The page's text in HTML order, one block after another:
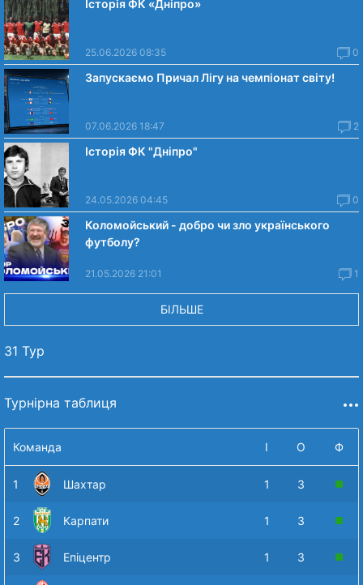
Історія ФК «Дніпро»
25.06.2026 08:35 0
Запускаємо Причал Лігу на чемпіонат світу!
07.06.2026 18:47 2
Історія ФК "Дніпро"
24.05.2026 04:45 0
Коломойський - добро чи зло українського
футболу?
21.05.2026 21:01 1
БІЛЬШЕ
31 Тур
Турнірна таблиця
Команда І О Ф
1 Шахтар 1 3
2 Карпати 1 3
3 Епіцентр 1 3